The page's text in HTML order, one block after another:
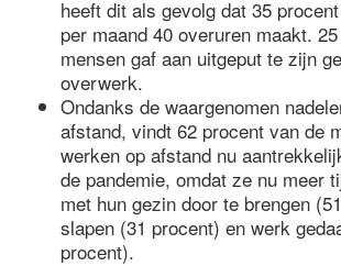
heeft dit als gevolg dat 35
per maand 40 overuren maakt.
mensen gaf aan uitgeput te zijn
overwerk.
Ondanks de waargenomen
afstand, vindt 62 procent van de
werken op afstand nu
de pandemie, omdat ze nu meer
met hun gezin door te brengen
slapen (31 procent) en werk
procent).